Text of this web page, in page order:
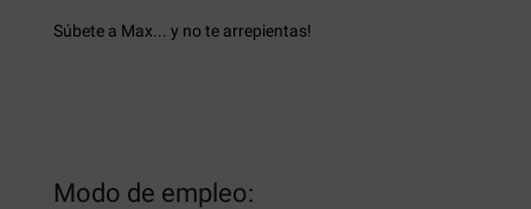
Súbete a Max... y no te arrepientas!
Modo de empleo: